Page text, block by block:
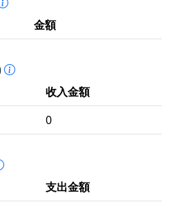
金額
收入金額
0
支出金額